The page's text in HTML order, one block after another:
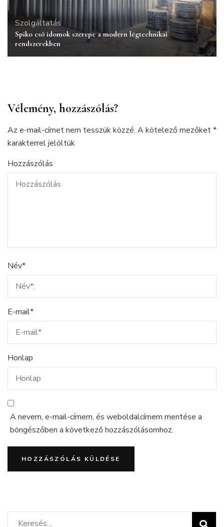
Szolgáltatás
Spiko cső idomok szerepe a modern légtechnikai
rendszerekben
Vélemény, hozzászólás?
Az e-mail-címet nem tesszük közzé. A kötelező mezőket*
karakterrel jelöltük
Hozzászólás
Név*
E-mail*
Honlap
A nevem, e-mail-címem, és weboldalcímem mentése a
böngészőben a következő hozzászólásomhoz.
Keresés: